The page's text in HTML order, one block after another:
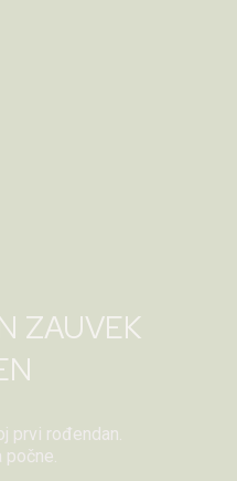
ZAUVEK
prvi rođendan.
počne.